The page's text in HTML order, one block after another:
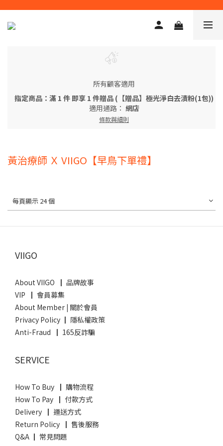
所有顧客適用
指定商品：滿 1 件 即享 1 件贈品 (【贈品】極光淨白去漬粉(1包))
適用通路： 網店
條款與細則
黃治療師 Ｘ VIIGO【早鳥下單禮】
每頁顯示 24 個
VIIGO
About VIIGO ┃ 品牌故事
VIP ┃ 會員募集
About Member | 關於會員
Privacy Policy ┃ 隱私權政策
Anti-Fraud ┃ 165反詐騙
SERVICE
How To Buy ┃ 購物流程
How To Pay ┃ 付款方式
Delivery ┃ 運送方式
Return Policy ┃ 售後服務
Q&A ┃ 常見問題